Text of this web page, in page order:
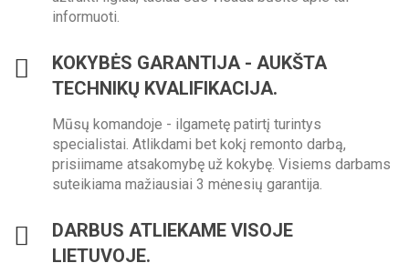
informuoti.
KOKYBĖS GARANTIJA - AUKŠTA
TECHNIKŲ KVALIFIKACIJA.
Mūsų komandoje - ilgametę patirtį turintys
specialistai. Atlikdami bet kokį remonto darbą,
prisiimame atsakomybę už kokybę. Visiems darbams
suteikiama mažiausiai 3 mėnesių garantija.
DARBUS ATLIEKAME VISOJE
LIETUVOJE.